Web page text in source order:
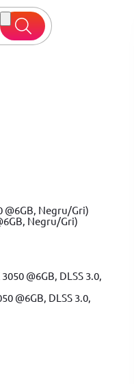
Negru/Gri)
@6GB, DLSS 3.0,